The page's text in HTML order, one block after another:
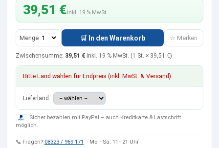
39,51 €inkl. 19 % MwSt.
Menge 🛒 In den Warenkorb ☆ Merken
Zwischensumme: 39,51 € inkl. 19 % MwSt. (1 St. × 39,51 €)
Bitte Land wählen für Endpreis (inkl. MwSt. & Versand)
Lieferland:
Sicher bezahlen mit PayPal – auch Kreditkarte & Lastschrift
möglich.
📞 Fragen? 08323 / 969 171 · Mo.–Sa. 11–21 Uhr